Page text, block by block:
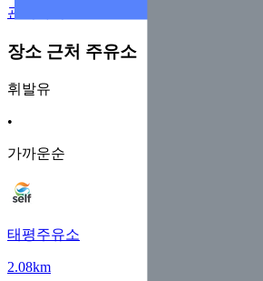
관리하기
장소 근처 주유소
휘발유
•
가까운순
태평주유소
2.08km